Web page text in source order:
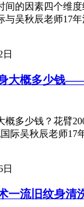
间的因素四个维
与吴秋辰老师17年
大概多少钱
概多少钱？花臂
际吴秋辰老师17
一流旧纹身清